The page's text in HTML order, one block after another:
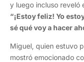
y luego incluso reveló
“¡Estoy feliz! Yo
sé qué voy a hacer
Miguel, quien estuvo
mostró emocionado